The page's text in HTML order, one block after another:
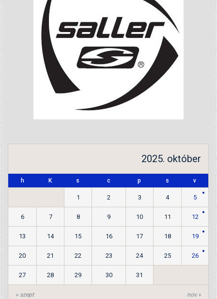
2025. október
h K s c p s v
« szept nov »
1 2 3 4 5
6 7 8 9 10 11 12
13 14 15 16 17 18 19
20 21 22 23 24 25 26
27 28 29 30 31